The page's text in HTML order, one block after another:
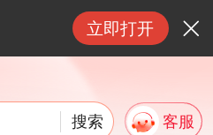
立即打开 
搜索 搜索 客服